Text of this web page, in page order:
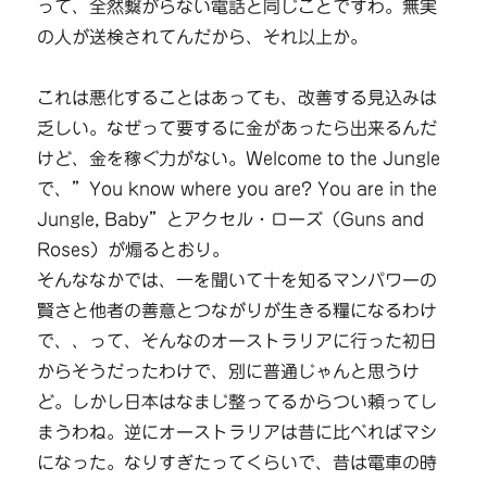
って、全然繋がらない電話と同じことですわ。無実
の人が送検されてんだから、それ以上か。
これは悪化することはあっても、改善する見込みは
乏しい。なぜって要するに金があったら出来るんだ
けど、金を稼ぐ力がない。Welcome to the Jungle
で、”You know where you are? You are in the
Jungle, Baby”とアクセル・ローズ（Guns and
Roses）が煽るとおり。
そんななかでは、一を聞いて十を知るマンパワーの
賢さと他者の善意とつながりが生きる糧になるわけ
で、、って、そんなのオーストラリアに行った初日
からそうだったわけで、別に普通じゃんと思うけ
ど。しかし日本はなまじ整ってるからつい頼ってし
まうわね。逆にオーストラリアは昔に比べればマシ
になった。なりすぎたってくらいで、昔は電車の時